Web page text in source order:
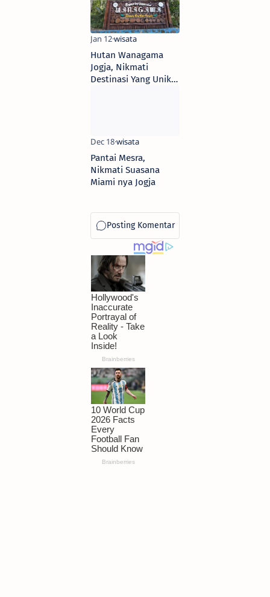
Hutan Wanagama
Jogja, Nikmati
Destinasi Yang Unik
Pantai Mesra,
Nikmati Suasana
Miami nya Jogja